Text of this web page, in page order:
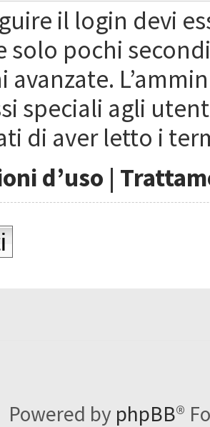
il login devi
solo pochi
avanzate.
speciali agli
di aver letto i
d’uso |
Powered by phpBB®